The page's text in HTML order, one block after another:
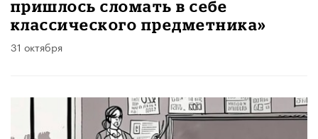
пришлось сломать в себе
классического предметника»
31 октября